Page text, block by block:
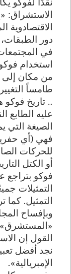
الاستشراق:
دور الطبقات،
في
استخدام
من مكان إلى
طامساً
.. تاريخ
عليه الطابع
الصيغة التي
فهي (أي
للحركات
أو الكتل
فوكو بتراجع
التمثيلات
التمثيل. كما
وبإفساح
«المستشرق»
القول إن
نجد أفضل
الإمبريالية».